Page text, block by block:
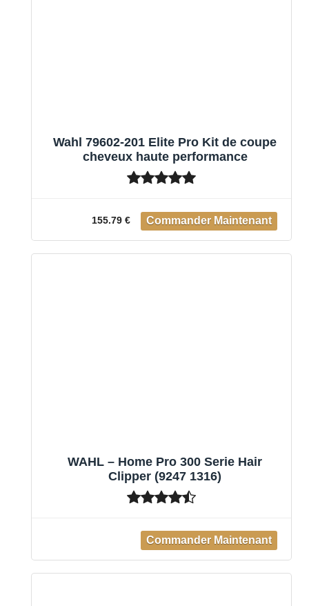
Wahl 79602-201 Elite Pro Kit de coupe
cheveux haute performance
155.79 €
WAHL – Home Pro 300 Serie Hair
Clipper (9247 1316)